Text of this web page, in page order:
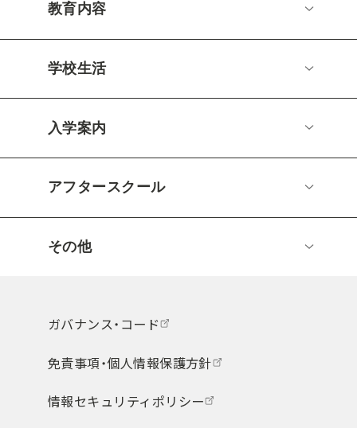
教育内容
学校生活
入学案内
アフタースクール
その他
ガバナンス・コード
免責事項・個人情報保護方針
情報セキュリティポリシー